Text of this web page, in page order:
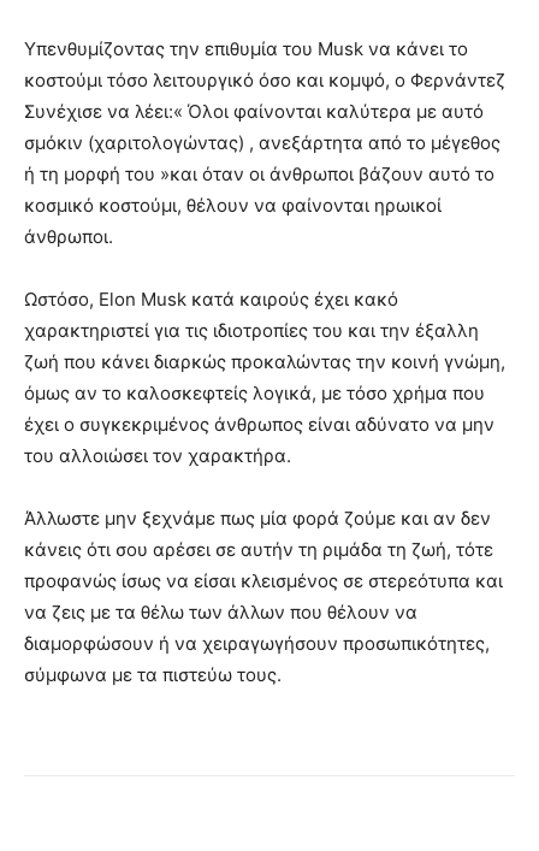
Υπενθυμίζοντας την επιθυμία του Musk να κάνει το
κοστούμι τόσο λειτουργικό όσο και κομψό, ο Φερνάντεζ
Συνέχισε να λέει:« Όλοι φαίνονται καλύτερα με αυτό
σμόκιν (χαριτολογώντας) , ανεξάρτητα από το μέγεθος
ή τη μορφή του »και όταν οι άνθρωποι βάζουν αυτό το
κοσμικό κοστούμι, θέλουν να φαίνονται ηρωικοί
άνθρωποι.
Ωστόσο, Elon Musk κατά καιρούς έχει κακό
χαρακτηριστεί για τις ιδιοτροπίες του και την έξαλλη
ζωή που κάνει διαρκώς προκαλώντας την κοινή γνώμη,
όμως αν το καλοσκεφτείς λογικά, με τόσο χρήμα που
έχει ο συγκεκριμένος άνθρωπος είναι αδύνατο να μην
του αλλοιώσει τον χαρακτήρα.
Άλλωστε μην ξεχνάμε πως μία φορά ζούμε και αν δεν
κάνεις ότι σου αρέσει σε αυτήν τη ριμάδα τη ζωή, τότε
προφανώς ίσως να είσαι κλεισμένος σε στερεότυπα και
να ζεις με τα θέλω των άλλων που θέλουν να
διαμορφώσουν ή να χειραγωγήσουν προσωπικότητες,
σύμφωνα με τα πιστεύω τους.